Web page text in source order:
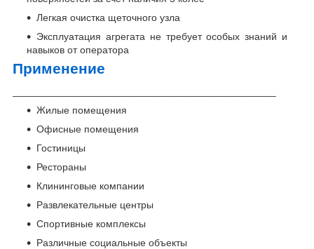
Легкая очистка щеточного узла
Эксплуатация агрегата не требует особых знаний и
навыков от оператора
Применение
Жилые помещения
Офисные помещения
Гостиницы
Рестораны
Клининговые компании
Развлекательные центры
Спортивные комплексы
Различные социальные объекты